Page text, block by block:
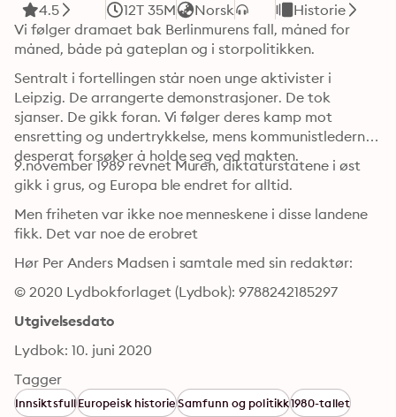
4.5 12T 35M Norsk
Historie
Vi følger dramaet bak Berlinmurens fall, måned for
måned, både på gateplan og i storpolitikken.
Sentralt i fortellingen står noen unge aktivister i
Leipzig. De arrangerte demonstrasjoner. De tok
sjanser. De gikk foran. Vi følger deres kamp mot
ensretting og undertrykkelse, mens kommunistlederne
desperat forsøker å holde seg ved makten.
9.november 1989 revnet Muren, diktaturstatene i øst
gikk i grus, og Europa ble endret for alltid.
Men friheten var ikke noe menneskene i disse landene
fikk. Det var noe de erobret
Hør Per Anders Madsen i samtale med sin redaktør:
© 2020 Lydbokforlaget (Lydbok): 9788242185297
Utgivelsesdato
Lydbok: 10. juni 2020
Tagger
InnsiktsfullEuropeisk historieSamfunn og politikk1980-tallet